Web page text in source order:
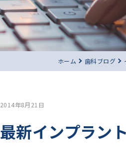
ホーム 歯科ブログ
2014年8月21日
最新インプラン